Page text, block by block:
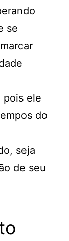
se
pois ele
do
seja
de seu